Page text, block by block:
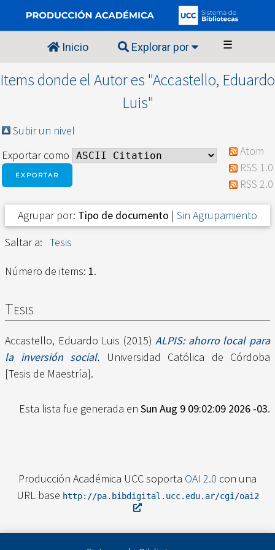
Inicio Explorar por ☰
Items donde el Autor es "Accastello, Eduardo
Luis"
Subir un nivel
Exportar como
Atom
RSS 1.0
RSS 2.0
Agrupar por: Tipo de documento | Sin Agrupamiento
Saltar a: Tesis
Número de items: 1.
Tesis
Accastello, Eduardo Luis (2015)ALPIS: ahorro local para
la inversión social. Universidad Católica de Córdoba
[Tesis de Maestría].
Esta lista fue generada en Sun Aug 9 09:02:09 2026 -03.
Producción Académica UCC soporta OAI 2.0 con una
URL base http://pa.bibdigital.ucc.edu.ar/cgi/oai2